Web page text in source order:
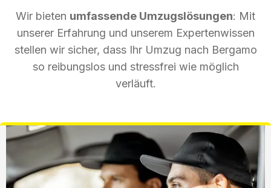
Wir bieten umfassende Umzugslösungen: Mit
unserer Erfahrung und unserem Expertenwissen
stellen wir sicher, dass Ihr Umzug nach Bergamo
so reibungslos und stressfrei wie möglich
verläuft.